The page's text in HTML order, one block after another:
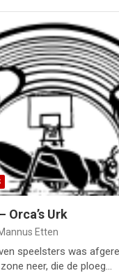
Orca’s Urk
Etten
speelsters was
neer, die de ploeg…